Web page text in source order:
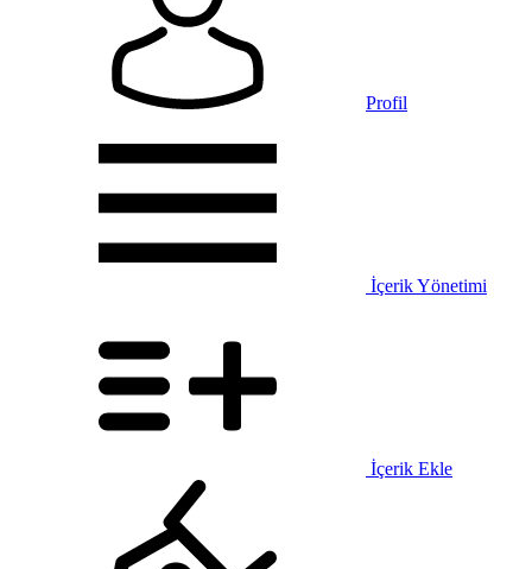
Profil
İçerik Yönetimi
İçerik Ekle